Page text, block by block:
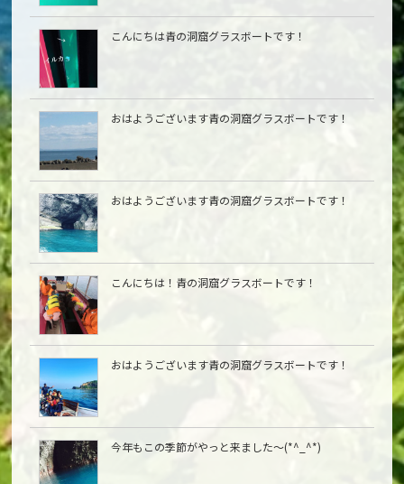
こんにちは青の洞窟グラスボートです！
おはようございます青の洞窟グラスボートです！
おはようございます青の洞窟グラスボートです！
こんにちは︎！青の洞窟グラスボートです！
おはようございます青の洞窟グラスボートです！
今年もこの季節がやっと来ました〜(*^_^*)